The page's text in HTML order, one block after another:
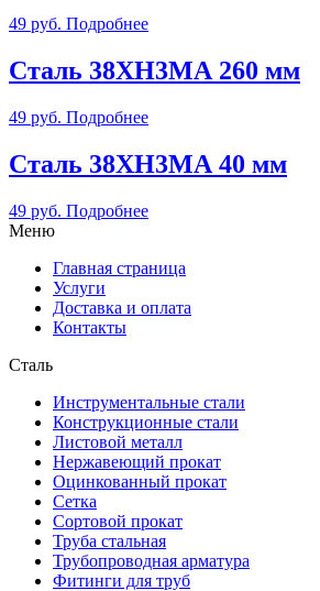
49 руб. Подробнее
Сталь 38ХН3МА 260 мм
49 руб. Подробнее
Сталь 38ХН3МА 40 мм
49 руб. Подробнее
Меню
Главная страница
Услуги
Доставка и оплата
Контакты
Сталь
Инструментальные стали
Конструкционные стали
Листовой металл
Нержавеющий прокат
Оцинкованный прокат
Сетка
Сортовой прокат
Труба стальная
Трубопроводная арматура
Фитинги для труб